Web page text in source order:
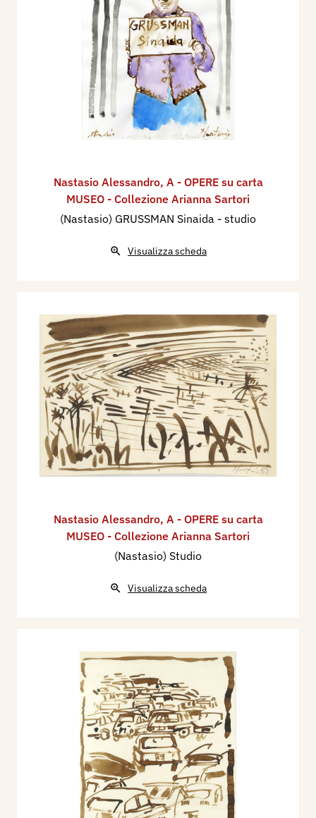
Nastasio Alessandro, A - OPERE su carta
MUSEO - Collezione Arianna Sartori
(Nastasio) GRUSSMAN Sinaida - studio
Visualizza scheda
Nastasio Alessandro, A - OPERE su carta
MUSEO - Collezione Arianna Sartori
(Nastasio) Studio
Visualizza scheda